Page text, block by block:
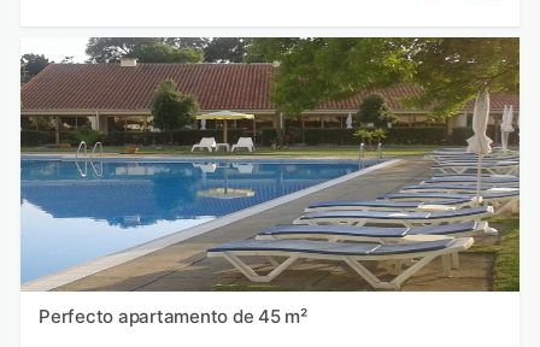
Perfecto apartamento de 45 m²